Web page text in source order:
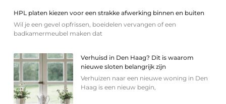
HPL platen kiezen voor een strakke afwerking binnen en buiten
Wil je een gevel opfrissen, boeidelen vervangen of een
badkamermeubel maken dat
Verhuisd in Den Haag? Dit is waarom
nieuwe sloten belangrijk zijn
Verhuizen naar een nieuwe woning in Den
Haag is een nieuw begin,